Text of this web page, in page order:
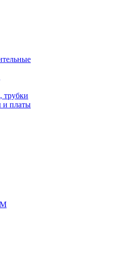
трубки
и платы